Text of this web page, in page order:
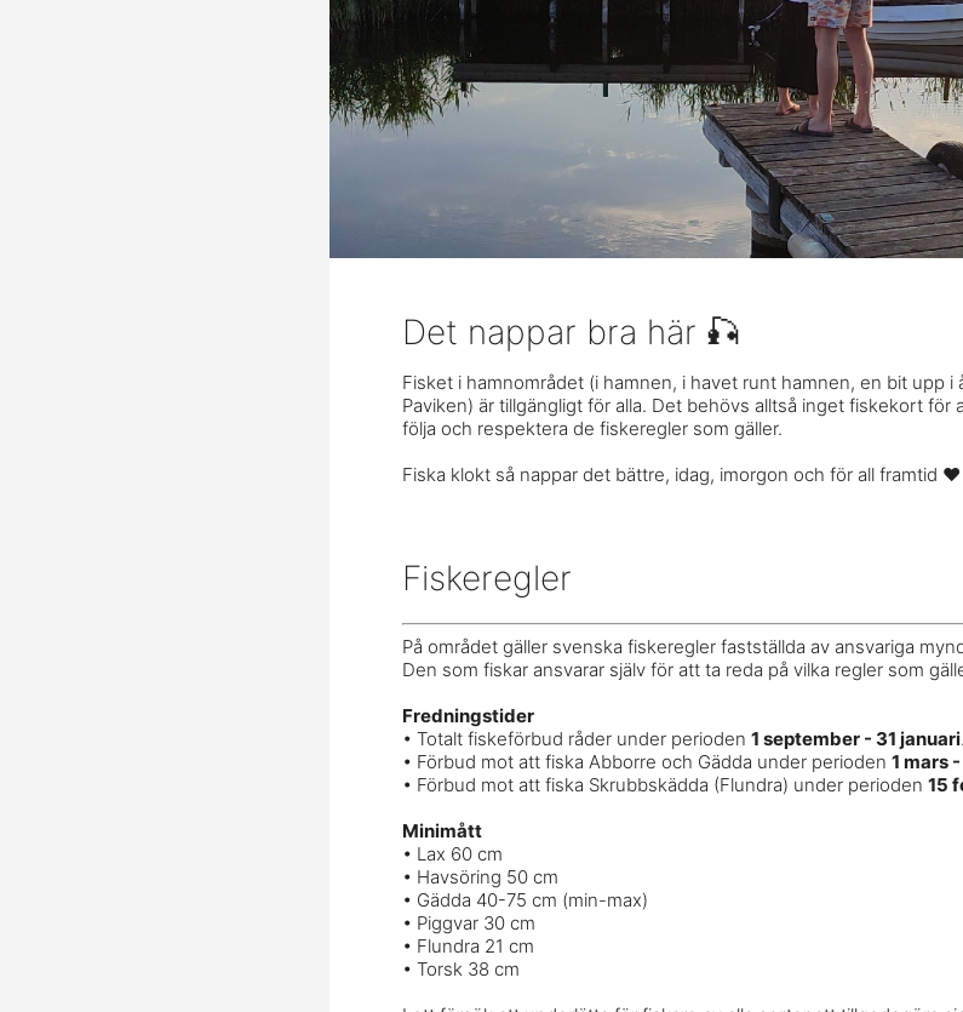
Det nappar bra här 🎣
Fisket i hamnområdet (i hamnen, i havet runt hamnen, en bit upp i
Paviken) är tillgängligt för alla. Det behövs alltså inget fiskekort för
följa och respektera de fiskeregler som gäller.
Fiska klokt så nappar det bättre, idag, imorgon och för all framtid ❤️
Fiskeregler
På området gäller svenska fiskeregler fastställda av ansvariga
Den som fiskar ansvarar själv för att ta reda på vilka regler som
Fredningstider
• Totalt fiskeförbud råder under perioden 1 september - 31 januari.
• Förbud mot att fiska Abborre och Gädda under perioden 1 mars
• Förbud mot att fiska Skrubbskädda (Flundra) under perioden 15
Minimått
• Lax 60 cm
• Havsöring 50 cm
• Gädda 40-75 cm (min-max)
• Piggvar 30 cm
• Flundra 21 cm
• Torsk 38 cm